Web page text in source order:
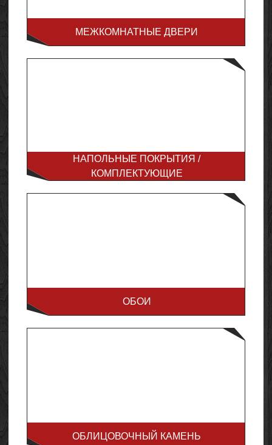
МЕЖКОМНАТНЫЕ ДВЕРИ
НАПОЛЬНЫЕ ПОКРЫТИЯ /
КОМПЛЕКТУЮЩИЕ
ОБОИ
ОБЛИЦОВОЧНЫЙ КАМЕНЬ